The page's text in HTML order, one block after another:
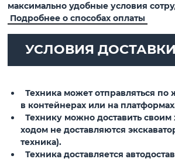
максимально удобные условия
Подробнее о способах оплаты
УСЛОВИЯ ДОСТАВКИ
Техника может отправляться по
в контейнерах или на
Технику можно доставить своим
ходом не доставляются
техника).
Техника доставляется